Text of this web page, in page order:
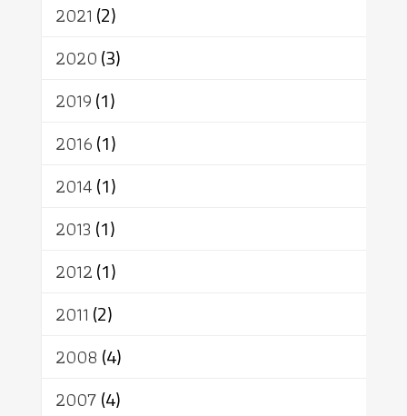
อัตถะ
เทวดา
2021 (2)
2020(3)
2019(1)
2016(1)
2014(1)
2013 (1)
2012(1)
2011 (2)
2008 (4)
2007(4)